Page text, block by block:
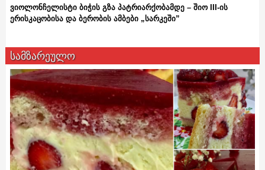
ვიოლონჩელისტი ბიჭის გზა პატრიარქობამდე – შიო III-ის
ერისკაცობისა და ბერობის ამბები „სარკეში”
სამზარეულო